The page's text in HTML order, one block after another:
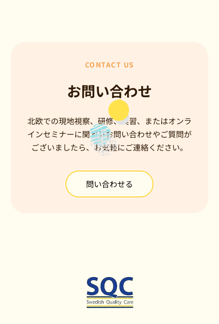
CONTACT US
お問い合わせ
北欧での現地視察、研修、実習、またはオンラ
インセミナーに関するお問い合わせやご質問が
ございましたら、お気軽にご連絡ください。
問い合わせる